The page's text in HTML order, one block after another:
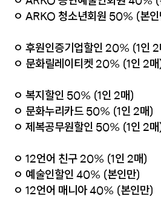
ㅇ ARKO 청소년회원 50% (본인
ㅇ 후원인증기업할인 20% (1인 2
ㅇ 문화릴레이티켓 20% (1인 2매
ㅇ 복지할인 50% (1인 2매)
ㅇ 문화누리카드 50% (1인 2매)
ㅇ 제복공무원할인 50% (1인 2매
ㅇ 12언어 친구 20% (1인 2매)
ㅇ 예술인할인 40% (본인만)
ㅇ 12언어 매니아 40% (본인만)